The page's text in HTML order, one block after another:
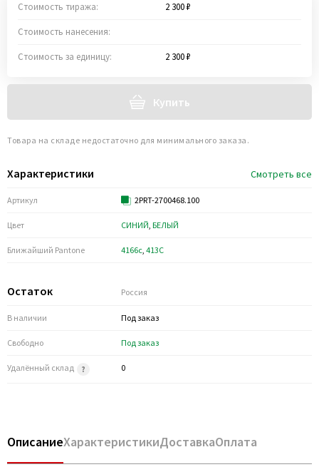
Характеристики Смотреть все
Артикул 2PRT-2700468.100
Цвет СИНИЙ, БЕЛЫЙ
Ближайший Pantone 4166c, 413C
Остаток Россия
В наличии Под заказ
Свободно Под заказ
Удалённый склад 0
Стоимость тиража: 2 300 ₽
Стоимость нанесения:
Стоимость за единицу: 2 300 ₽
Купить
Товара на складе недостаточно для минимального заказа.
ОписаниеХарактеристикиДоставкаОплата